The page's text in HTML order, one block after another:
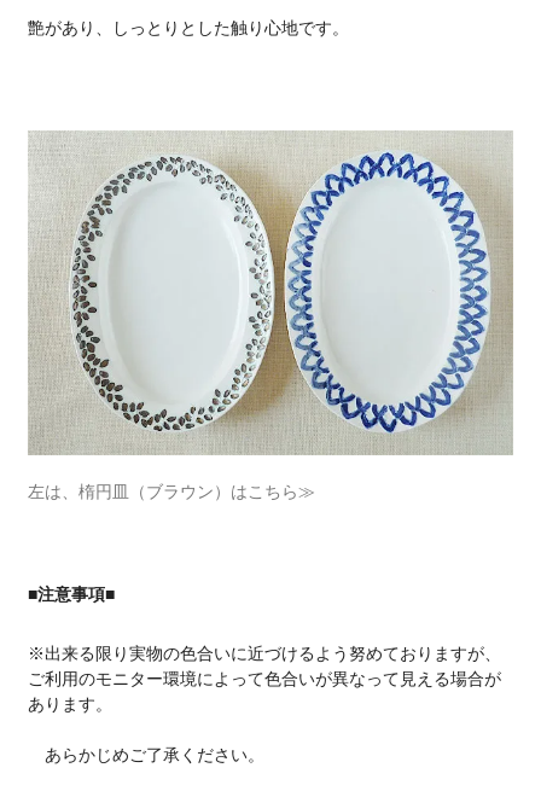
艶があり、しっとりとした触り心地です。
左は、楕円皿（ブラウン）はこちら≫
■注意事項■
※出来る限り実物の色合いに近づけるよう努めておりますが、
ご利用のモニター環境によって色合いが異なって見える場合が
あります。
あらかじめご了承ください。